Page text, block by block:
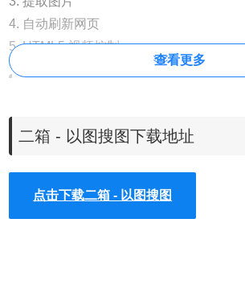
4. 自动刷新网页
5. HTML5 视频控制
1.二箱以图搜图插件的离线安装方法参照：
器中安装.crx扩展
。
查看更多
二箱 - 以图搜图下载地址
点击下载二箱 - 以图搜图